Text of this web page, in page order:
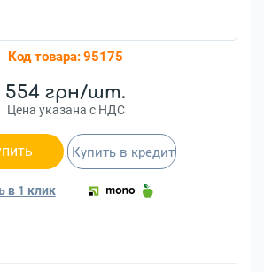
Код товара:95175
554 грн/шт.
Цена указана с НДС
в 1 клик
Купить в кредит